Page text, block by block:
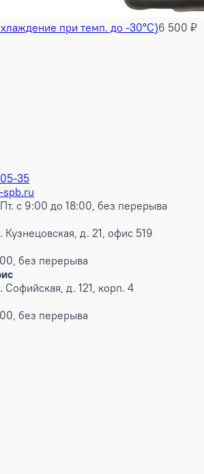
при темп. до -30°С)6 500 ₽
35
с 9:00 до 18:00, без перерыва
Кузнецовская, д. 21, офис 519
без перерыва
Софийская, д. 121, корп. 4
без перерыва